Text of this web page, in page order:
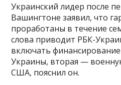
Украинский лидер после
Вашингтоне заявил, что
проработаны в течение
слова приводит РБК-
включать
Украины, вторая —
США, пояснил он.